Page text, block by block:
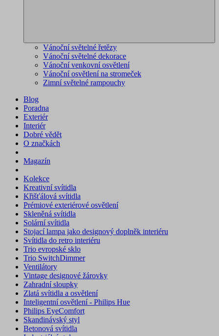
Vánoční světelné řetězy
Vánoční světelné dekorace
Vánoční venkovní osvětlení
Vánoční osvětlení na stromeček
Zimní světelné rampouchy
Blog
Poradna
Exteriér
Interiér
Dobré vědět
O značkách
Magazín
Kolekce
Kreativní svítidla
Křišťálová svítidla
Prémiové exteriérové osvětlení
Skleněná svítidla
Solární svítidla
Stojací lampa jako designový doplněk interiéru
Svítidla do retro interiéru
Trio evropské sklo
Trio SwitchDimmer
Ventilátory
Vintage designové žárovky
Zahradní sloupky
Zlatá svítidla a osvětlení
Inteligentní osvětlení - Philips Hue
Philips EyeComfort
Skandinávský styl
Betonová svítidla